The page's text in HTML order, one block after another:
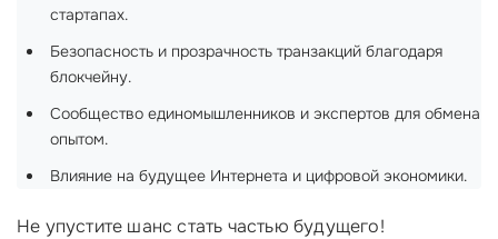
стартапах.
Безопасность и прозрачность транзакций благодаря
блокчейну.
Сообщество единомышленников и экспертов для обмена
опытом.
Влияние на будущее Интернета и цифровой экономики.
Не упустите шанс стать частью будущего!